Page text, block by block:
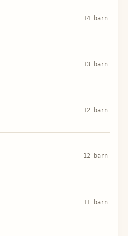
14 barn
13 barn
12 barn
12 barn
11 barn